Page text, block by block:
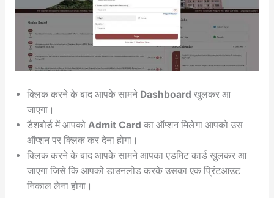
क्लिक करने के बाद आपके सामने Dashboard खुलकर आ
जाएगा।
डैशबोर्ड में आपको Admit Card का ऑप्शन मिलेगा आपको उस
ऑप्शन पर क्लिक कर देना होगा।
क्लिक करने के बाद आपके सामने आपका एडमिट कार्ड खुलकर आ
जाएगा जिसे कि आपको डाउनलोड करके उसका एक प्रिंटआउट
निकाल लेना होगा।